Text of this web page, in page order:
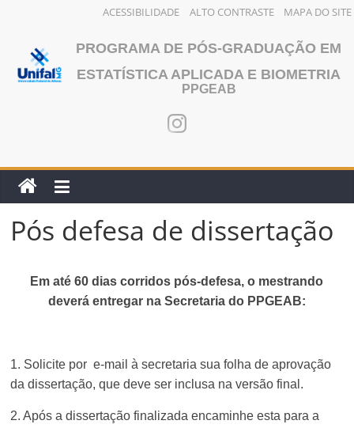
ACESSIBILIDADE ALTO CONTRASTE MAPA DO SITE
PROGRAMA DE PÓS-GRADUAÇÃO EM
ESTATÍSTICA APLICADA E BIOMETRIA
PPGEAB
Pós defesa de dissertação
Em até 60 dias corridos pós-defesa, o mestrando
deverá entregar na Secretaria do PPGEAB:
1. Solicite por e-mail à secretaria sua folha de aprovação
da dissertação, que deve ser inclusa na versão final.
2. Após a dissertação finalizada encaminhe esta para a